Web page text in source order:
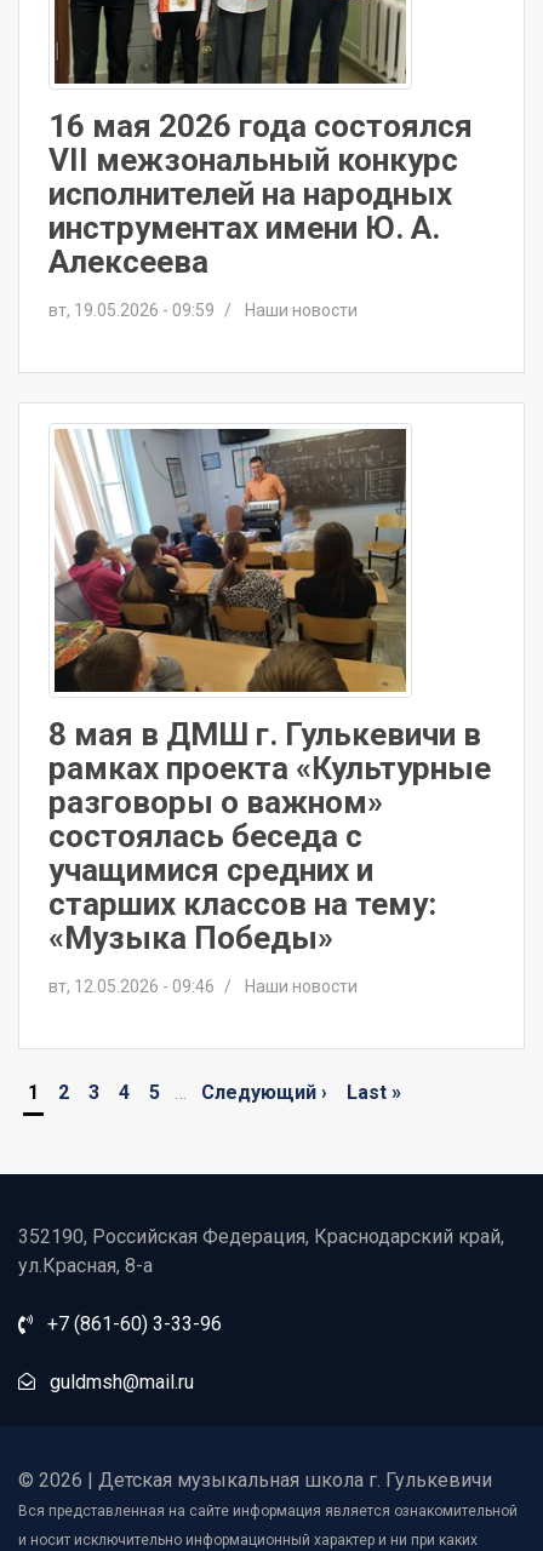
16 мая 2026 года состоялся
VII межзональный конкурс
исполнителей на народных
инструментах имени Ю. А.
Алексеева
вт, 19.05.2026 - 09:59 Наши новости
8 мая в ДМШ г. Гулькевичи в
рамках проекта «Культурные
разговоры о важном»
состоялась беседа с
учащимися средних и
старших классов на тему:
«Музыка Победы»
вт, 12.05.2026 - 09:46 Наши новости
Нумерация
страниц
Текущая
страница
1 Page
2 Page
3 Page
4 Page
5 …
Следующая
Следующий ›
Последняя
Last »
352190, Российская Федерация, Краснодарский край,
ул.Красная, 8-а
+7 (861-60) 3-33-96
guldmsh@mail.ru
© 2026 | Детская музыкальная школа г. Гулькевичи
Вся представленная на сайте информация является ознакомительной
и носит исключительно информационный характер и ни при каких